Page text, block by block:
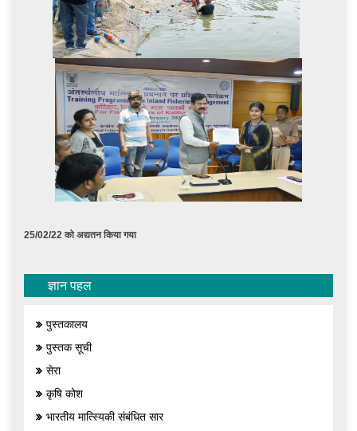
25/02/22 को अद्यतन किया गया
ज्ञान पहल
पुस्तकालय
पुस्तक सूची
सेरा
कृषि कोश
भारतीय मात्स्यिकी संबंधित सार